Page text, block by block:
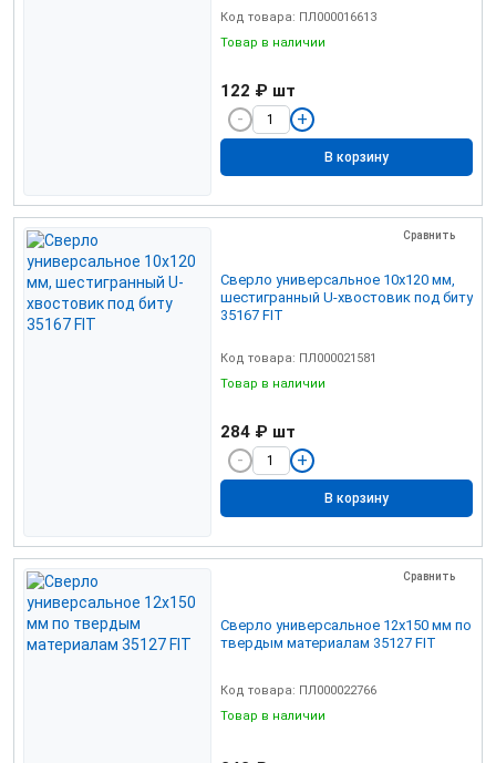
Код товара: ПЛ000016613
Товар в наличии
122 ₽ шт
В корзину
Сравнить
Сверло универсальное 10х120 мм,
шестигранный U-хвостовик под биту
35167 FIT
Код товара: ПЛ000021581
Товар в наличии
284 ₽ шт
В корзину
Сравнить
Сверло универсальное 12х150 мм по
твердым материалам 35127 FIT
Код товара: ПЛ000022766
Товар в наличии